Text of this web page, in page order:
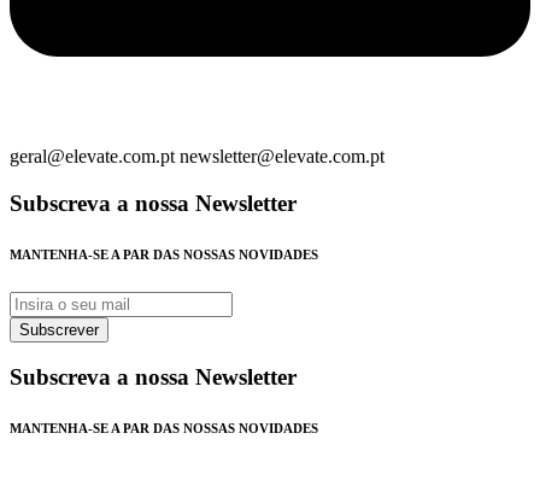
geral@elevate.com.pt newsletter@elevate.com.pt
Subscreva a nossa Newsletter
MANTENHA-SE A PAR DAS NOSSAS NOVIDADES
Subscrever
Subscreva a nossa Newsletter
MANTENHA-SE A PAR DAS NOSSAS NOVIDADES